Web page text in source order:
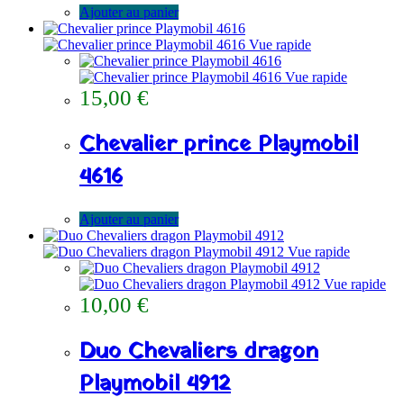
Ajouter au panier
Vue rapide
Vue rapide
15,00 €
Chevalier prince Playmobil
4616
Ajouter au panier
Vue rapide
Vue rapide
10,00 €
Duo Chevaliers dragon
Playmobil 4912